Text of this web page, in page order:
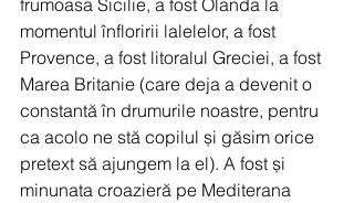
momentul înfloririi lalelelor, a fost
Provence, a fost litoralul Greciei, a fost
Marea Britanie (care deja a devenit o
constantă în drumurile noastre, pentru
ca acolo ne stă copilul și găsim orice
pretext să ajungem la el). A fost și
minunata croazieră pe Mediterana